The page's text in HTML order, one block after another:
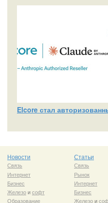
Elcore стал
Новости
Связь
Интернет
Бизнес
Железоисофт
Образование
Статьи
Связь
Рынок
Интернет
Бизнес
Железои